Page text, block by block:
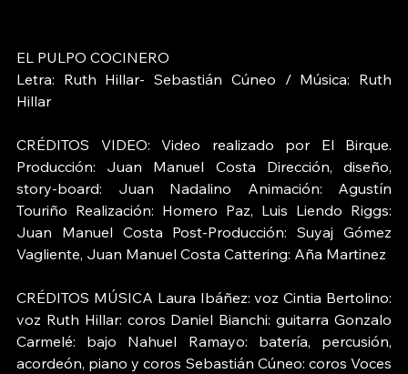
EL PULPO COCINERO
Letra: Ruth Hillar- Sebastián Cúneo / Música: Ruth
Hillar
CRÉDITOS VIDEO: Video realizado por El Birque.
Producción: Juan Manuel Costa Dirección, diseño,
story-board: Juan Nadalino Animación: Agustín
Touriño Realización: Homero Paz, Luis Liendo Riggs:
Juan Manuel Costa Post-Producción: Suyaj Gómez
Vagliente, Juan Manuel Costa Cattering: Aña Martinez
CRÉDITOS MÚSICA Laura Ibáñez: voz Cintia Bertolino:
voz Ruth Hillar: coros Daniel Bianchi: guitarra Gonzalo
Carmelé: bajo Nahuel Ramayo: batería, percusión,
acordeón, piano y coros Sebastián Cúneo: coros Voces